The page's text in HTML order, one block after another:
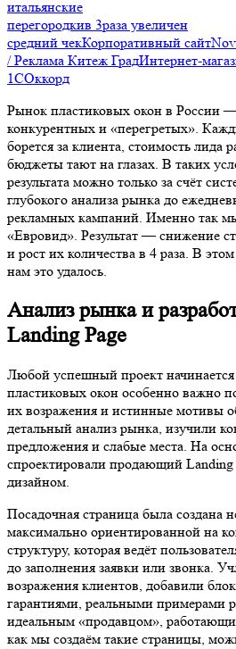
итальянские
перегородкив 3раза увеличен
средний чекКорпоративный сайт
/ Реклама Китеж ГрадИнтернет-
1СОккорд
Рынок пластиковых окон в России
конкурентных и «перегретых».
борется за клиента, стоимость лида
бюджеты тают на глазах. В таких
результата можно только за счёт
глубокого анализа рынка до
рекламных кампаний. Именно так
«Евровид». Результат — снижение
и рост их количества в 4 раза. В
нам это удалось.
Анализ рынка и
Landing Page
Любой успешный проект
пластиковых окон особенно важно
их возражения и истинные мотивы
детальный анализ рынка, изучили
предложения и слабые места. На
спроектировали продающий
дизайном.
Посадочная страница была создана
максимально ориентированной на
структуру, которая ведёт
до заполнения заявки или звонка.
возражения клиентов, добавили
гарантиями, реальными примерами
идеальным «продавцом»,
как мы создаём такие страницы,